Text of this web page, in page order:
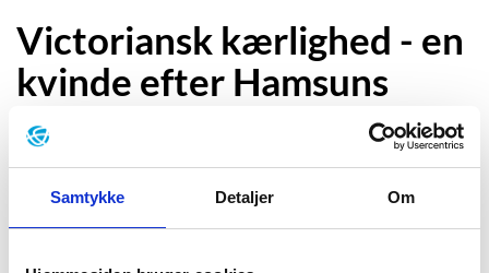
Samtykke Detaljer Om
Victoriansk kærlighed - en
kvinde efter Hamsuns
hjerte
““Nej,” svared hun. “De ved, at det er